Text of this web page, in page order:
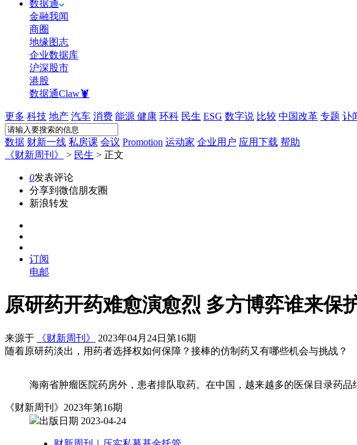
数据通
金融我闻
商圈
地缘图志
企业数据库
沪深股市
港股
数据通Claw🦞
更多 科技 地产 汽车 消费 能源 健康 环科 民生 ESG 数字说 比较 中国改革 专题 讣
数据 财新一线 私房课 会议 Promotion 运动家 企业用户 应用下载 帮助
《财新周刊》
> 民生 > 正文
0发表评论
分享到微信朋友圈
新浪转发
订阅
电邮
原研药开药难愈演愈烈 多方博弈谁来保
来源于 《财新周刊》
2023年04月24日第16期
随着原研药淡出，用药者选择权如何保障？接棒的仿制药又有哪些机会与挑战？
海南省肿瘤医院药房外，患者排队取药。在中国，越来越多的医保目录药
《财新周刊》2023年第16期
出版日期 2023-04-24